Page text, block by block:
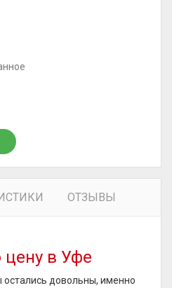
ОТЗЫВЫ
в Уфе
довольны, именно